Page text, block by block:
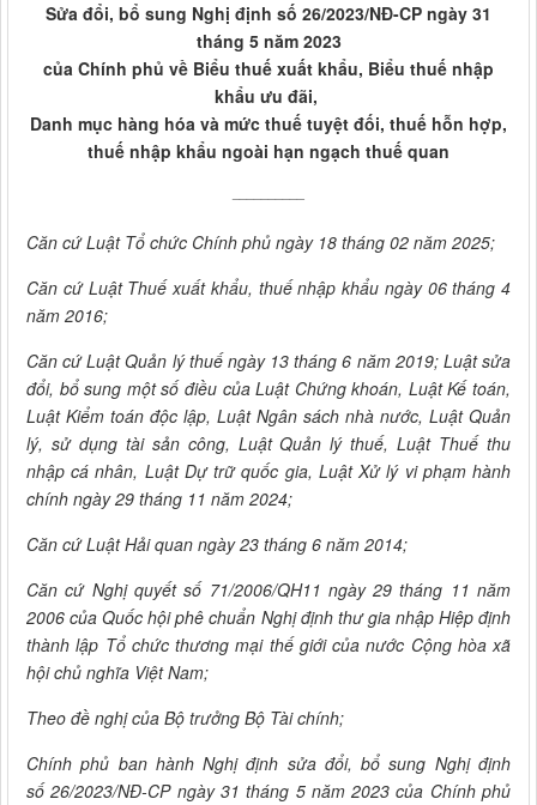
Sửa đổi, bổ sung Nghị định số 26/2023/NĐ-CP ngày 31
tháng 5 năm 2023
của Chính phủ về Biểu thuế xuất khẩu, Biểu thuế nhập
khẩu ưu đãi,
Danh mục hàng hóa và mức thuế tuyệt đối, thuế hỗn hợp,
thuế nhập khẩu ngoài hạn ngạch thuế quan
Căn cứ Luật Tổ chức Chính phủ ngày 18 tháng 02 năm 2025;
Căn cứ Luật Thuế xuất khẩu, thuế nhập khẩu ngày 06 tháng 4
năm 2016;
Căn cứ Luật Quản lý thuế ngày 13 tháng 6 năm 2019; Luật sửa
đổi, bổ sung một số điều của Luật Chứng khoán, Luật Kế toán,
Luật Kiểm toán độc lập, Luật Ngân sách nhà nước, Luật Quản
lý, sử dụng tài sản công, Luật Quản lý thuế, Luật Thuế thu
nhập cá nhân, Luật Dự trữ quốc gia, Luật Xử lý vi phạm hành
chính ngày 29 tháng 11 năm 2024;
Căn cứ Luật Hải quan ngày 23 tháng 6 năm 2014;
Căn cứ Nghị quyết số 71/2006/QH11 ngày 29 tháng 11 năm
2006 của Quốc hội phê chuẩn Nghị định thư gia nhập Hiệp định
thành lập Tổ chức thương mại thế giới của nước Cộng hòa xã
hội chủ nghĩa Việt Nam;
Theo đề nghị của Bộ trưởng Bộ Tài chính;
Chính phủ ban hành Nghị định sửa đổi, bổ sung Nghị định
số 26/2023/NĐ-CP ngày 31 tháng 5 năm 2023 của Chính phủ